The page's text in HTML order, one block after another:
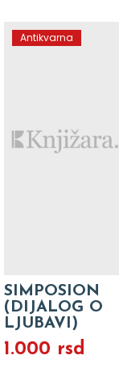
Antikvarna
SIMPOSION
(DIJALOG O
LJUBAVI)
1.000 rsd